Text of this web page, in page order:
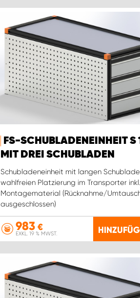
FS-SCHUBLADENEINHEIT S
MIT DREI SCHUBLADEN
Schubladeneinheit mit langen
wahlfreien Platzierung im Transporter inkl.
Montagematerial (Rücknahme/
ausgeschlossen)
983 €
EXKL. 19 % MWST.